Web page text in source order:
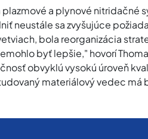
a plynové nitridačné
neustále sa zvyšujúce
bola reorganizácia
byť lepšie," hovorí
obvyklú vysokú úroveň
materiálový vedec